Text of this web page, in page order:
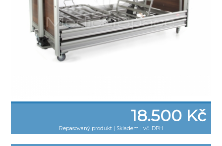
18.500 Kč
Repasovaný produkt Skladem | vč. DPH